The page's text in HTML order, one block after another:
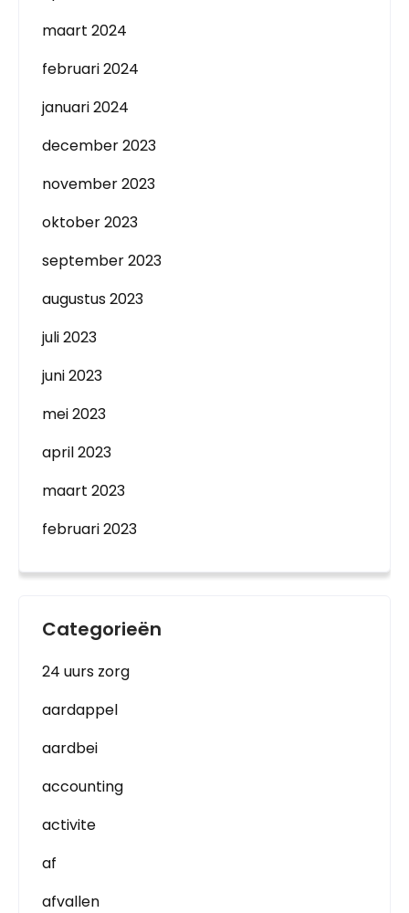
maart 2024
februari 2024
januari 2024
december 2023
november 2023
oktober 2023
september 2023
augustus 2023
juli 2023
juni 2023
mei 2023
april 2023
maart 2023
februari 2023
Categorieën
24 uurs zorg
aardappel
aardbei
accounting
activite
af
afvallen